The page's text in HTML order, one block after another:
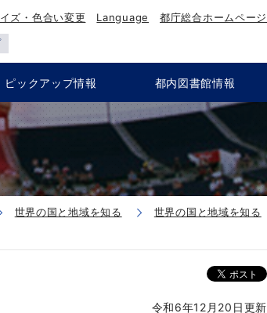
ズ・色合い変更 Language 都庁総合ホームページ
ピックアップ情報 都内図書館情報
世界の国と地域を知る
世界の国と地域を知る
令和6年12月20日更新